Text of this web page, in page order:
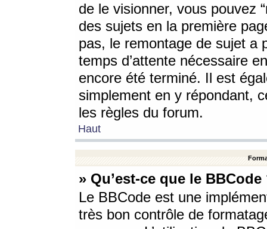
de le visionner, vous pouvez
des sujets en la première
pas, le remontage de sujet a
temps d’attente nécessaire
encore été terminé. Il est
simplement en y répondant,
les règles du forum.
Haut
» Qu’est-ce que le BBCode
Le BBCode est une
très bon contrôle de